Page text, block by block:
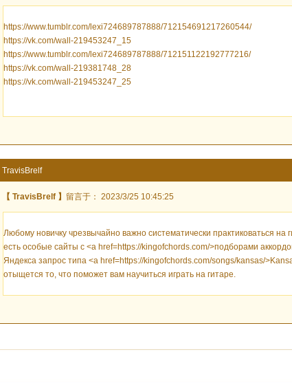
https://www.tumblr.com/lexi724689787888/712154691217260544/
https://vk.com/wall-219453247_15
https://www.tumblr.com/lexi724689787888/712151122192777216/
https://vk.com/wall-219381748_28
https://vk.com/wall-219453247_25
TravisBrelf
【 TravisBrelf 】 留言于： 2023/3/25 10:45:25
Любому новичку чрезвычайно важно систематически практиковаться на
есть особые сайты с <a href=https://kingofchords.com/>подборами
Яндекса запрос типа <a href=https://kingofchords.com/songs/kansas/
отыщется то, что поможет вам научиться играть на гитаре.